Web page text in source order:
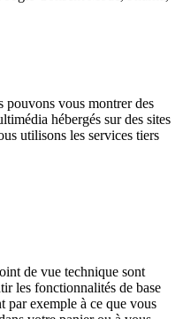
pouvons vous montrer des
hébergés sur des sites
utilisons les services tiers
de vue technique sont
les fonctionnalités de base
par exemple à ce que vous